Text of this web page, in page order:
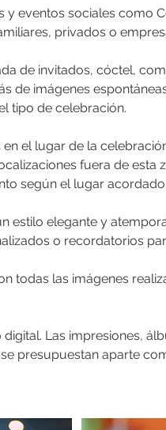
eventos sociales como
privados o
de invitados, cóctel,
de imágenes
tipo de celebración.
el lugar de la
fuera de esta
según el lugar acordado.
estilo elegante y
o recordatorios
todas las imágenes
Las impresiones,
presupuestan aparte